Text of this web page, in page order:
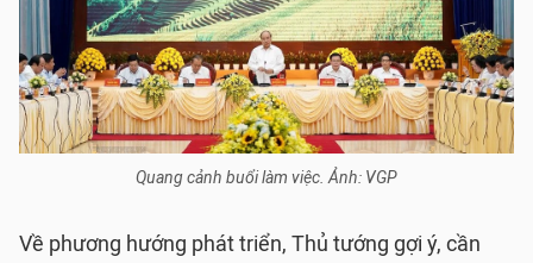
Quang cảnh buổi làm việc. Ảnh: VGP
Về phương hướng phát triển, Thủ tướng gợi ý, cần